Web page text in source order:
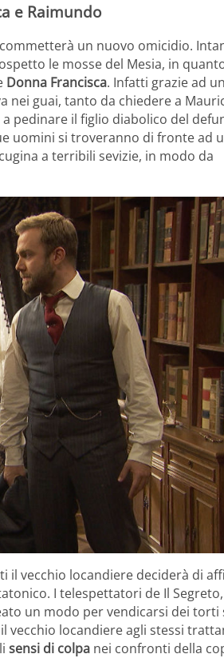
e Raimundo
un nuovo omicidio.
le mosse del Mesia, in
Donna Francisca. Infatti grazie ad
nei guai, tanto da chiedere a
pedinare il figlio diabolico del
uomini si troveranno di fronte ad
a terribili sevizie, in modo da
il vecchio locandiere deciderà di
I telespettatori de Il Segreto,
un modo per vendicarsi dei torti
vecchio locandiere agli stessi
sensi di colpa nei confronti della